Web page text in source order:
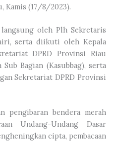
Kamis (17/8/2023).
oleh Plh Sekretaris
serta diikuti oleh Kepala
DPRD Provinsi Riau
Bagian (Kasubbag), serta
Sekretariat DPRD Provinsi
pengibaran bendera merah
Undang-Undang Dasar
cipta, pembacaan